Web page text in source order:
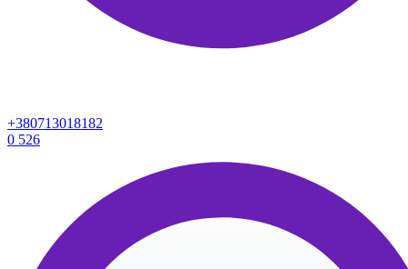
+380713018182
0 526